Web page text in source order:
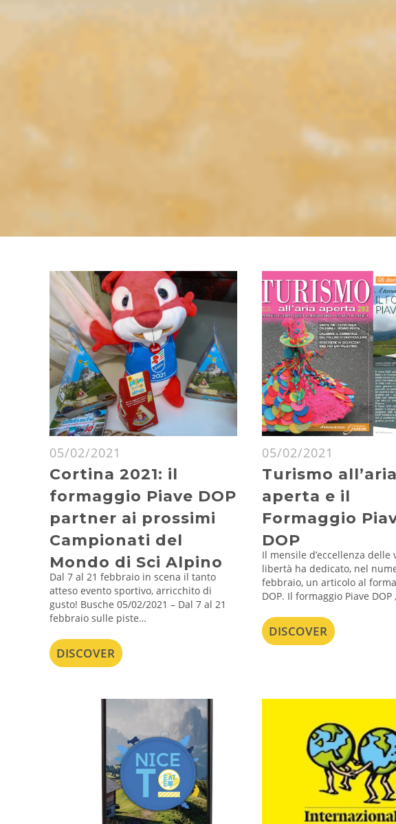
05/02/2021
Cortina 2021: il
formaggio Piave DOP
partner ai prossimi
Campionati del
Mondo di Sci Alpino
Dal 7 al 21 febbraio in scena il tanto
atteso evento sportivo, arricchito di
gusto! Busche 05/02/2021 – Dal 7 al 21
febbraio sulle piste…
DISCOVER
05/02/2021
Turismo all’aria
aperta e il
Formaggio
DOP
Il mensile d’eccellenza delle
libertà ha dedicato, nel
febbraio, un articolo al
DOP. Il formaggio Piave
DISCOVER